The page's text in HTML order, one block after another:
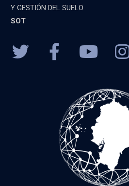
Y GESTIÓN DEL SUELO
SOT